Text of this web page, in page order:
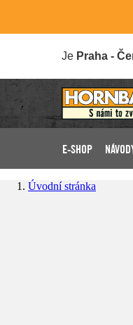
Je Praha -
E-SHOP
Úvodní stránka